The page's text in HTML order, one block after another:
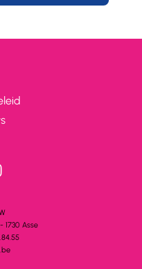
1730 Asse